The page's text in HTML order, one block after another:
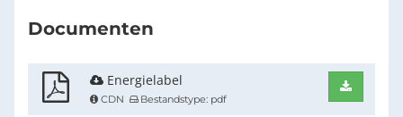
Documenten
Energielabel
CDN Bestandstype: pdf